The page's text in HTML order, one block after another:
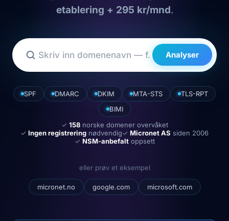
etablering + 295 kr/mnd.
Analyser
SPF DMARC DKIM MTA-STS
TLS-RPT
BIMI
✓ 158norske domener overvåket
✓ Ingen registrering nødvendig✓ Micronet AS siden 2006
✓ NSM-anbefaltoppsett
eller prøv et eksempel
micronet.no google.com microsoft.com